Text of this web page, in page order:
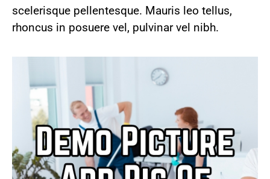
scelerisque pellentesque. Mauris leo tellus,
rhoncus in posuere vel, pulvinar vel nibh.